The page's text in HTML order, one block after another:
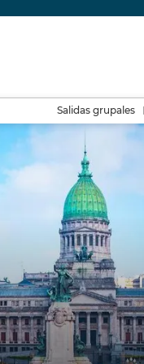
Salidas grupales